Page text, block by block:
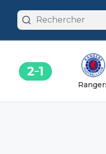
2 1